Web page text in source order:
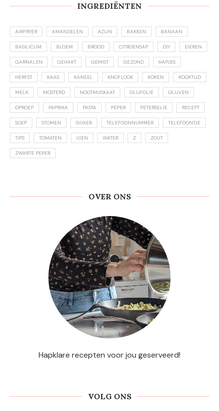
INGREDIËNTEN
AIRFRYER AMANDELEN AZIJN BAKKEN BANAAN
BASILICUM BLOEM BROOD CITROENSAP DIY EIEREN
GARNALEN GEHAKT GEMIST GEZOND HAPJES
HERFST KAAS KANEEL KNOFLOOK KOKEN KOOKTIJD
MELK MOSTERD NOOTMUSKAAT OLIJFOLIE OLIJVEN
OPROEP PAPRIKA PASTA PEPER PETERSELIE RECEPT
SOEP STOMEN SUIKER TELEFOONNUMMER TELEFOONTJE
TIPS TOMATEN UIEN WATER Z ZOUT
ZWARTE PEPER
OVER ONS
Hapklare recepten voor jou geserveerd!
VOLG ONS